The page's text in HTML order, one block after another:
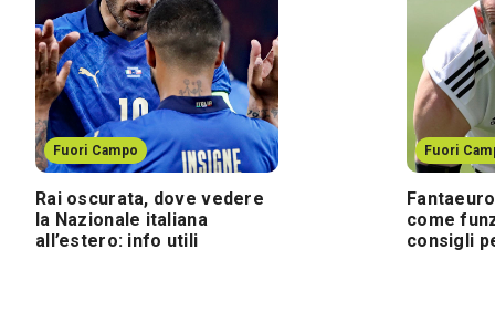
Fuori Campo
Rai oscurata, dove vedere
la Nazionale italiana
all’estero: info utili
Fuori
come
consigli